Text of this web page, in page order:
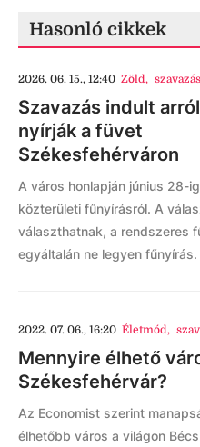
Hasonló cikkek
2026. 06. 15., 12:40 Zöld, szavazás
Szavazás indult
nyírják a füvet
Székesfehérváron
A város honlapján június 28-
közterületi fűnyírásról. A
választhatnak, a rendszeres
egyáltalán ne legyen fűnyírás.
2022. 07. 06., 16:20 Életmód,
Mennyire élhető
Székesfehérvár?
Az Economist szerint
élhetőbb város a világon